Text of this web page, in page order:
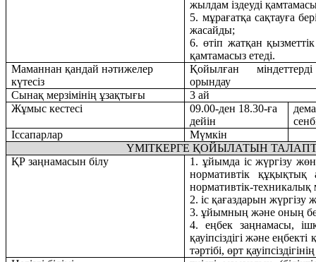
жылдам іздеуді
5. мұрағатқа сақтауға
жасайды;
6. өтіп жатқан
қамтамасыз етеді.
Маманнан қандай нәтижелер
күтесіз
Қойылған
орындау
Сынақ мерзімінің ұзақтығы
3 ай
Жұмыс кестесі
09.00-ден 18.30-ға
дейін
Іссапарлар
Мүмкін
ҮМІТКЕРГЕ ҚОЙЫЛАТЫН
ҚР заңнамасын білу
1. ұйымда іс жүргізу
нормативтік құқықтық
нормативтік-техникалық
2. ісқағаздарынжүргізу
3. ұйымның және оның
4. еңбек заңнамасы,
қауіпсіздігі және еңбекті
тәртібі, өрт